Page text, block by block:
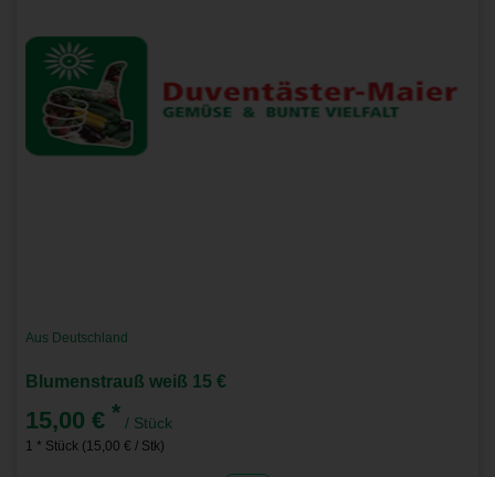
Aus Deutschland
Blumenstrauß weiß 15 €
15,00 € * / Stück
1 * Stück (15,00 € / Stk)